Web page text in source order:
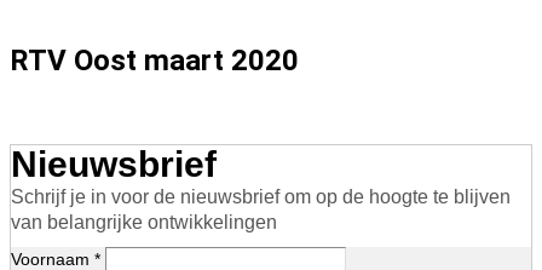
RTV Oost maart 2020
Nieuwsbrief
Schrijf je in voor de nieuwsbrief om op de hoogte te blijven
van belangrijke ontwikkelingen
Voornaam *